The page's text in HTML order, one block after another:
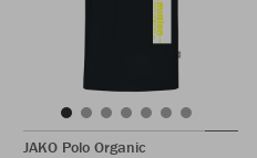
JAKO Polo Organic